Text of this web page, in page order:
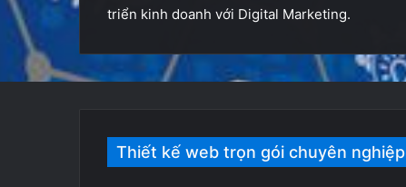
triển kinh doanh với Digital Marketing.
Thiết kế web trọn gói chuyên nghiệp